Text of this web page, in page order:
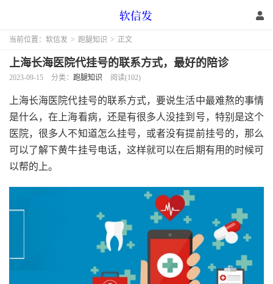
当前位置： 软信发 > 跑腿知识 > 正文
上海长海医院代挂号的联系方式，最好的陪诊
2023-09-15 分类： 跑腿知识 阅读(102)
上海长海医院代挂号的联系方式，要说生活中最难熬的事情
是什么，在上海看病，还是有很多人没挂到号，特别是这个
医院，很多人不知道怎么挂号，或者没有提前挂号的，那么
可以了解下黄牛挂号电话，这样就可以在后期有用的时候可
以帮的上。